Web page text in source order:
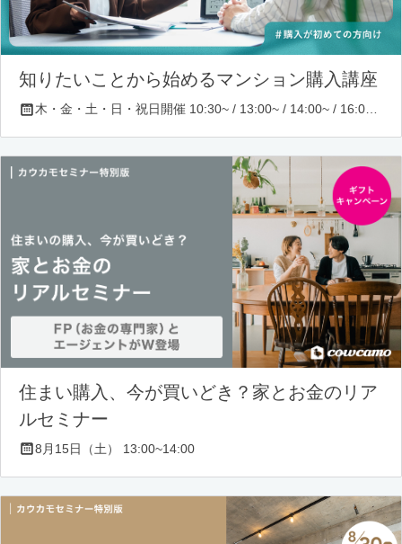
知りたいことから始めるマンション購入講座
木・金・土・日・祝日開催 10:30~ / 13:00~ / 14:00~ / 16:00~ / 17:00~/ 18:30~/ 19:30~
住まい購入、今が買いどき？家とお金のリア
ルセミナー
8月15日（土） 13:00~14:00